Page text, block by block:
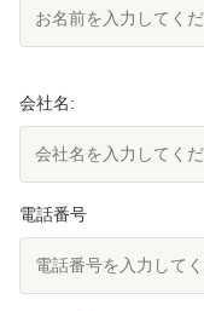
会社名:
電話番号